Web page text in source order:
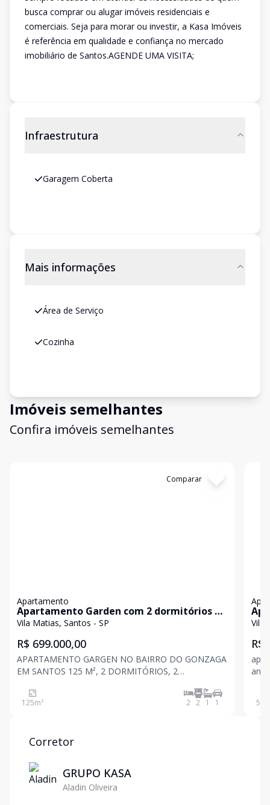
busca comprar ou alugar imóveis residenciais e
comerciais. Seja para morar ou investir, a Kasa Imóveis
é referência em qualidade e confiança no mercado
imobiliário de Santos.AGENDE UMA VISITA;
Infraestrutura
Garagem Coberta
Mais informações
Área de Serviço
Cozinha
Imóveis semelhantes
Confira imóveis semelhantes
Comparar
Apartamento
Apartamento Garden com 2 dormitórios à
venda, 125 m² por R$ 699.000,00 - Vila
Vila Matias, Santos - SP
R$ 699.000,00
APARTAMENTO GARGEN NO BAIRRO DO GONZAGA
EM SANTOS 125 M², 2 DORMITÓRIOS, 2
no Edifício Inside, localiz
125m² 2 2 1 1
59
Vila
R$
59
Corretor
GRUPO KASA
Aladin Oliveira